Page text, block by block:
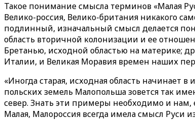
Такое понимание смысла терминов «Малая
Велико-россия, Велико-британия никакого
подлинный, изначальный смысл делается
область вторичной колонизации и ее
Бретанью, исходной областью на материке;
Италии, и Великая Моравия времен наших
«Иногда старая, исходная область начинает
польских земель Малопольша зовется так
север. Знать эти примеры необходимо и
Малая, Малороссия всегда имела смысл Руси